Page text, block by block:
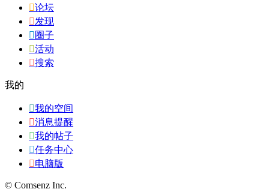
论坛
发现
 圈子
活动
搜索
我的
我的空间
消息提醒
我的帖子
任务中心
电脑版
© Comsenz Inc.